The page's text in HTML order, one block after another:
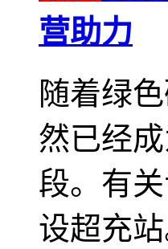
营助力
随着绿
然已经
段。有
设超充